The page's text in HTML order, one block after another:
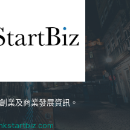
業及商業發展資訊。